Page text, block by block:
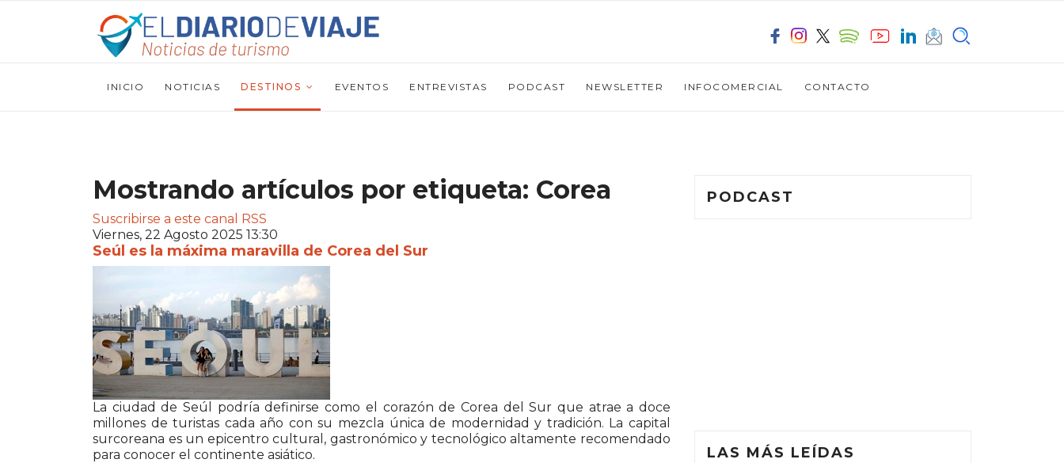
INICIO NOTICIAS DESTINOS EVENTOS ENTREVISTAS PODCAST NEWSLETTER INFOCOMERCIAL CONTACTO
Mostrando artículos por etiqueta: Corea
Suscribirse a este canal RSS
Viernes, 22 Agosto 2025 13:30
Seúl es la máxima maravilla de Corea del Sur
La ciudad de Seúl podría definirse como el corazón de Corea del Sur que atrae a doce
millones de turistas cada año con su mezcla única de modernidad y tradición. La capital
surcoreana es un epicentro cultural, gastronómico y tecnológico altamente recomendado
para conocer el continente asiático.
PODCAST
LAS MÁS LEÍDAS